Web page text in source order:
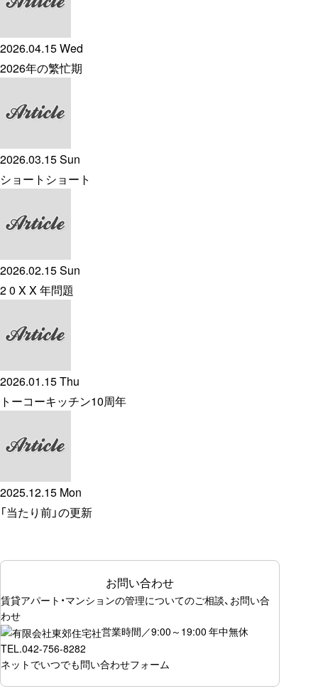
2026.04.15 Wed
2026年の繁忙期
2026.03.15 Sun
ショートショート
2026.02.15 Sun
2 0 X X 年問題
2026.01.15 Thu
トーコーキッチン10周年
2025.12.15 Mon
「当たり前」の更新
お問い合わせ
賃貸アパート・マンションの管理についてのご相談、お問い合
わせ
営業時間／9:00～19:00 年中無休
TEL.042-756-8282
ネットでいつでも問い合わせフォーム